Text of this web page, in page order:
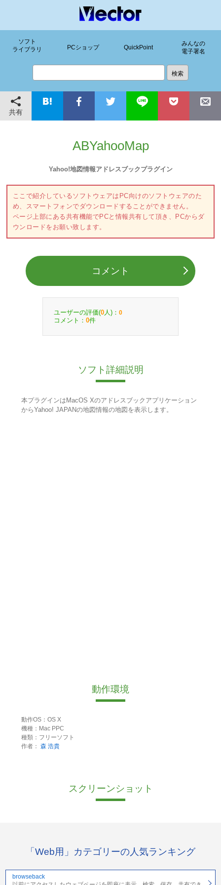
ソフト
ライブラリ
PCショップ QuickPoint
みんなの
電子署名
共有
ABYahooMap
Yahoo!地図情報アドレスブックプラグイン
ここで紹介しているソフトウェアはPC向けのソフトウェアのた
め、スマートフォンでダウンロードすることができません。
ページ上部にある共有機能でPCと情報共有して頂き、PCからダ
ウンロードをお願い致します。
コメント
ユーザーの評価(0 人)： 0
コメント： 0件
ソフト詳細説明
本プラグインはMacOS Xのアドレスブックアプリケーション
からYahoo! JAPANの地図情報の地図を表示します。
動作環境
動作OS：OS X
機種：Mac PPC
種類：フリーソフト
作者： 森 浩貴
スクリーンショット
「Web用」カテゴリーの人気ランキング
browseback